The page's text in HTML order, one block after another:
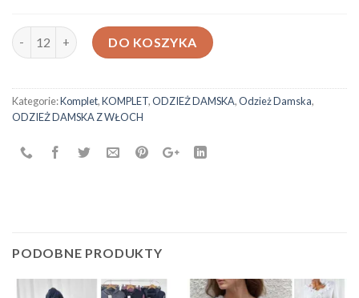
ilość Komplet damski AX-33337-295
DO KOSZYKA
Kategorie:Komplet,KOMPLET,ODZIEŻ DAMSKA,Odzież Damska,
ODZIEŻ DAMSKA Z WŁOCH
PODOBNE PRODUKTY